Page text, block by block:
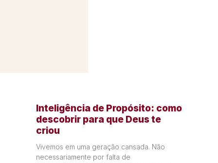
Inteligência de Propósito: como
descobrir para que Deus te
criou
Vivemos em uma geração cansada. Não
necessariamente por falta de